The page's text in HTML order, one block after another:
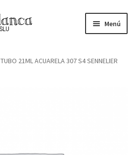
Menú
TUBO 21ML ACUARELA 307 S4 SENNELIER